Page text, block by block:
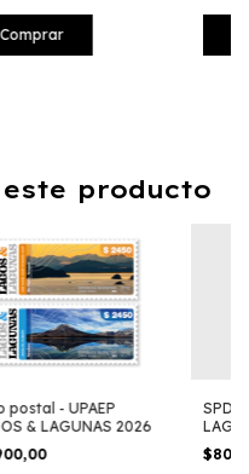
Comprar
producto
postal - UPAEP
& LAGUNAS 2026
SPDE